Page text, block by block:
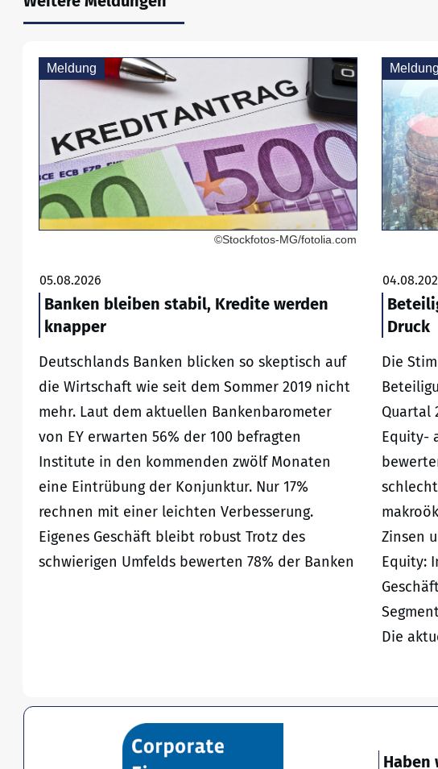
Meldung
©Stockfotos-MG/fotolia.com
05.08.2026
Banken bleiben stabil, Kredite werden
knapper
Deutschlands Banken blicken so skeptisch auf
die Wirtschaft wie seit dem Sommer 2019 nicht
mehr. Laut dem aktuellen Bankenbarometer
von EY erwarten 56% der 100 befragten
Institute in den kommenden zwölf Monaten
eine Eintrübung der Konjunktur. Nur 17%
rechnen mit einer leichten Verbesserung.
Eigenes Geschäft bleibt robust Trotz des
schwierigen Umfelds bewerten 78% der Banken
Meldung
Druck
Die
Quartal
Equity-
Zinsen
Equity:
Die
Haben